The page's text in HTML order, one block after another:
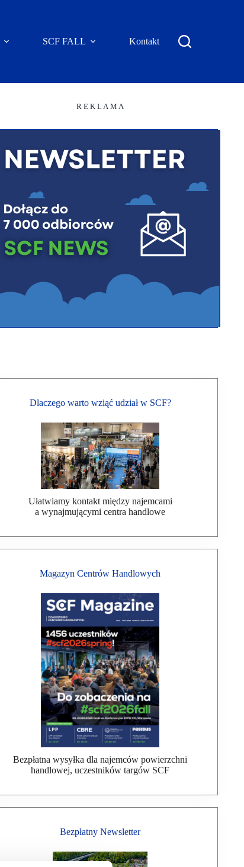
SCF FALL Kontakt
R E K L A M A
Dlaczego warto wziąć udział w SCF?
Ułatwiamy kontakt między najemcami
a wynajmującymi centra handlowe
Magazyn Centrów Handlowych
Bezpłatna wysyłka dla najemców powierzchni
handlowej, uczestników targów SCF
Bezpłatny Newsletter